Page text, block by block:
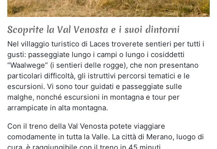
Scoprite la Val Venosta e i suoi dintorni
Nel villaggio turistico di Laces troverete sentieri per tutti i
gusti: passeggiate lungo i campi o lungo i cosiddetti
“Waalwege” (i sentieri delle rogge), che non presentano
particolari difficoltà, gli istruttivi percorsi tematici e le
escursioni. Vi sono tour guidati e passeggiate sulle
malghe, nonché escursioni in montagna e tour per
arrampicate in alta montagna.
Con il treno della Val Venosta potete viaggiare
comodamente in tutta la Valle. La città di Merano, luogo di
cura, è raggiungibile con il treno in 45 minuti.